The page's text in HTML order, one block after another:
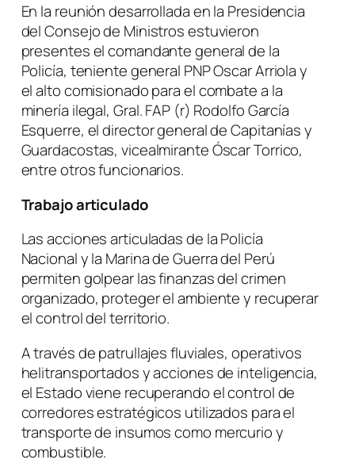
En la reunión desarrollada en la Presidencia
del Consejo de Ministros estuvieron
presentes el comandante general de la
Policía, teniente general PNP Oscar Arriola y
el alto comisionado para el combate a la
minería ilegal, Gral. FAP (r) Rodolfo García
Esquerre, el director general de Capitanías y
Guardacostas, vicealmirante Óscar Torrico,
entre otros funcionarios.
Trabajo articulado
Las acciones articuladas de la Policía
Nacional y la Marina de Guerra del Perú
permiten golpear las finanzas del crimen
organizado, proteger el ambiente y recuperar
el control del territorio.
A través de patrullajes fluviales, operativos
helitransportados y acciones de inteligencia,
el Estado viene recuperando el control de
corredores estratégicos utilizados para el
transporte de insumos como mercurio y
combustible.